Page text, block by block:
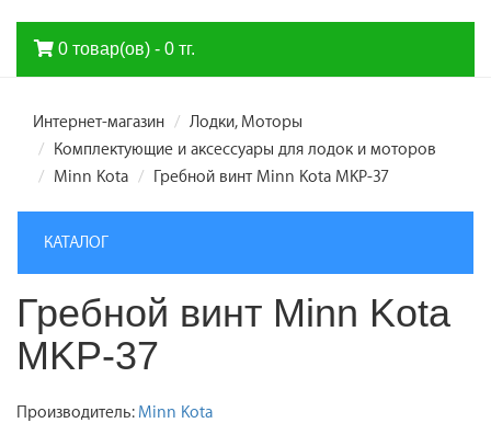
0 товар(ов) - 0 тг.
Интернет-магазин
Лодки, Моторы
Комплектующие и аксессуары для лодок и моторов
Minn Kota
Гребной винт Minn Kota MKP-37
КАТАЛОГ
Гребной винт Minn Kota
MKP-37
Производитель: Minn Kota